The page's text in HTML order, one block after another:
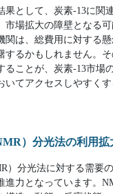
果として、炭素-13に関
市場拡大の障壁となる可
関は、総費用に対する
するかもしれません。
ることが、炭素-13市場
いてアクセスしやすく
）分光法の利用拡
）分光法に対する需要
進力となっています。